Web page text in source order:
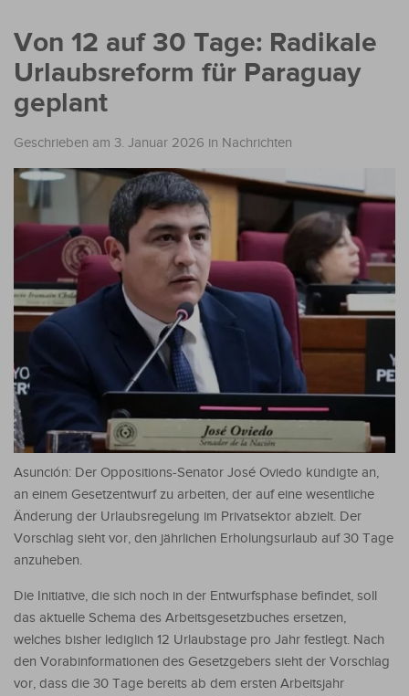
Von 12 auf 30 Tage: Radikale
Urlaubsreform für Paraguay
geplant
Geschrieben am 3. Januar 2026 in Nachrichten
Asunción: Der Oppositions-Senator José Oviedo kündigte an,
an einem Gesetzentwurf zu arbeiten, der auf eine wesentliche
Änderung der Urlaubsregelung im Privatsektor abzielt. Der
Vorschlag sieht vor, den jährlichen Erholungsurlaub auf 30 Tage
anzuheben.
Die Initiative, die sich noch in der Entwurfsphase befindet, soll
das aktuelle Schema des Arbeitsgesetzbuches ersetzen,
welches bisher lediglich 12 Urlaubstage pro Jahr festlegt. Nach
den Vorabinformationen des Gesetzgebers sieht der Vorschlag
vor, dass die 30 Tage bereits ab dem ersten Arbeitsjahr